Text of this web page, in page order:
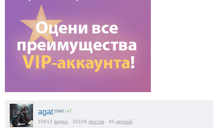
agat 25482 +7
15612 видео 20106 постов 45 друзей